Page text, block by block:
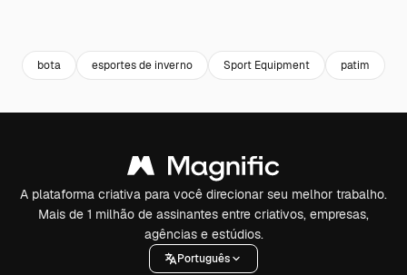
bota esportes de inverno Sport Equipment patim
A plataforma criativa para você direcionar seu melhor trabalho.
Mais de 1 milhão de assinantes entre criativos, empresas,
agências e estúdios.
Português